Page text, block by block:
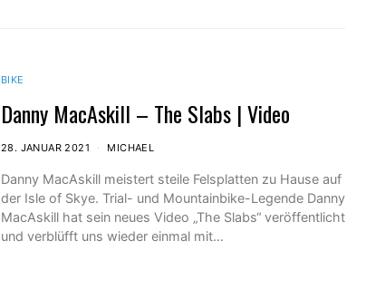
BIKE
Danny MacAskill – The Slabs | Video
28. JANUAR 2021 MICHAEL
Danny MacAskill meistert steile Felsplatten zu Hause auf
der Isle of Skye. Trial- und Mountainbike-Legende Danny
MacAskill hat sein neues Video „The Slabs“ veröffentlicht
und verblüfft uns wieder einmal mit…